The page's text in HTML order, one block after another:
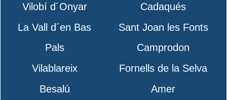
Vilobí d´Onyar
Cadaqués
La Vall d´en Bas
Sant Joan les Fonts
Pals
Camprodon
Vilablareix
Fornells de la Selva
Besalú
Amer